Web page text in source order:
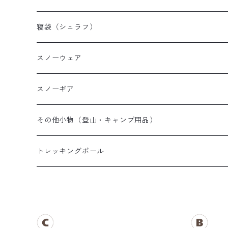
山岳テント
ツーリングテント
テントその他
レディース登山靴
キッズ登山靴
メンズザック
レディースザック
キッズザック
寝袋（シュラフ）
オールシーズンシュラフ
３シーズンシュラフ
夏用シュラフ
マット・その他
スノーウェア
メンズスノーウェア
レディーススノーウェア
キッズスノーウェア
スノーギア
スノーブーツ
スノーゴーグル
その他小物（登山・キャンプ用品）
帽子
トレッキングポール